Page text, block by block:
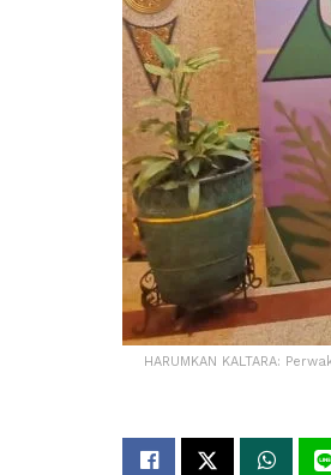
HARUMKAN KALTARA: